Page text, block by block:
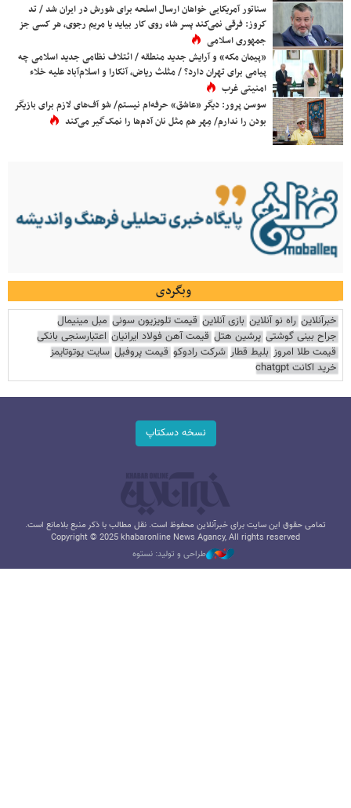
سناتور آمریکایی خواهان ارسال اسلحه برای شورش در ایران شد / تد
کروز: فرقی نمی‌کند پسر شاه روی کار بیاید یا مریم رجوی، هر کسی جز
جمهوری اسلامی
«پیمان مکه» و آرایش جدید منطقه / ائتلاف نظامی جدید اسلامی چه
پیامی برای تهران دارد؟ / مثلث ریاض، آنکارا و اسلام‌آباد علیه خلاء
امنیتی غرب
سوسن پرور: دیگر «عاشق» حرفه‌ام نیستم/ شو آف‌های لازم برای بازیگر
بودن را ندارم/ مِهر هم مثل نان آدم‌ها را نمک‌گیر می‌کند
وبگردی
خبرآنلاین راه نو آنلاین بازی آنلاین قیمت تلویزیون سونی مبل مینیمال
جراح بینی گوشتی پرشین هتل قیمت آهن فولاد ایرانیان اعتبارسنجی بانکی
قیمت طلا امروز بلیط قطار شرکت رادوکو قیمت پروفیل سایت یوتوتایمز
خرید اکانت chatgpt
نسخه دسکتاپ
تمامی حقوق این سایت برای خبرآنلاین محفوظ است. نقل مطالب با ذکر منبع بلامانع است.
Copyright © 2025 khabaronline News Agancy, All rights reserved
طراحی و تولید: نستوه